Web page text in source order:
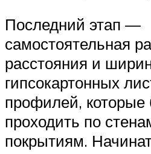
Последний этап —
самостоятельная
расстояния и
гипсокартонных
профилей, которые
проходить по
покрытиям.